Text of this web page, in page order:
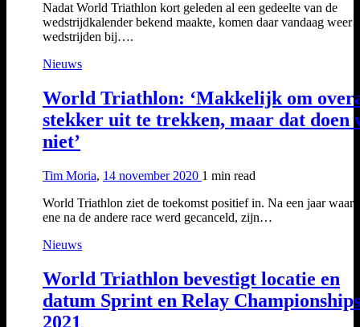
Nadat World Triathlon kort geleden al een gedeelte van de
wedstrijdkalender bekend maakte, komen daar vandaag weer
wedstrijden bij….
Nieuws
World Triathlon: ‘Makkelijk om
stekker uit te trekken, maar dat doen
niet’
Tim Moria, 14 november 2020 1 min read
World Triathlon ziet de toekomst positief in. Na een jaar
ene na de andere race werd gecanceld, zijn…
Nieuws
World Triathlon bevestigt locatie en
datum Sprint en Relay Championships
2021